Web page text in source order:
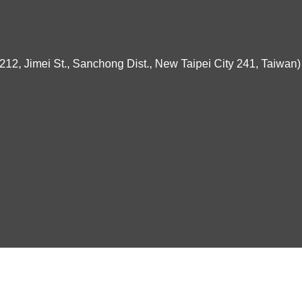
Jimei St., Sanchong Dist., New Taipei City 241, Taiwan)